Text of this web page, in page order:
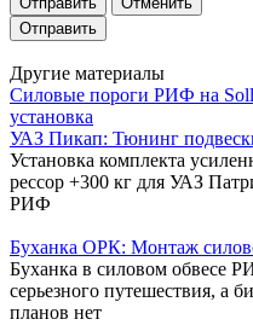
Другие материалы
Силовые пороги РИФ на
установка
УАЗ Пикап: Тюнинг
Установка комплекта
рессор +300 кг для УАЗ
РИФ
Буханка ОРК: Монтаж
Буханка в силовом обвесе
серьезного путешествия, а
планов нет